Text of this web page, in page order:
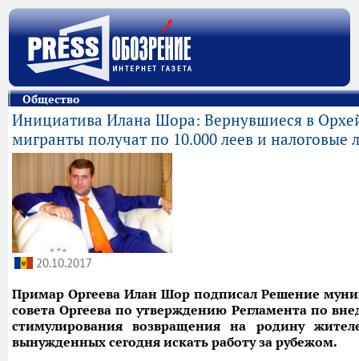
Общество
Инициатива Илана Шора: Вернувшиеся в
мигранты получат по 10.000 леев и налоговые
20.10.2017
Примар Оргеева Илан Шор подписал Решение
совета Оргеева по утверждению Регламента по
стимулирования возвращения на родину
вынужденных сегодня искать работу за рубежом.